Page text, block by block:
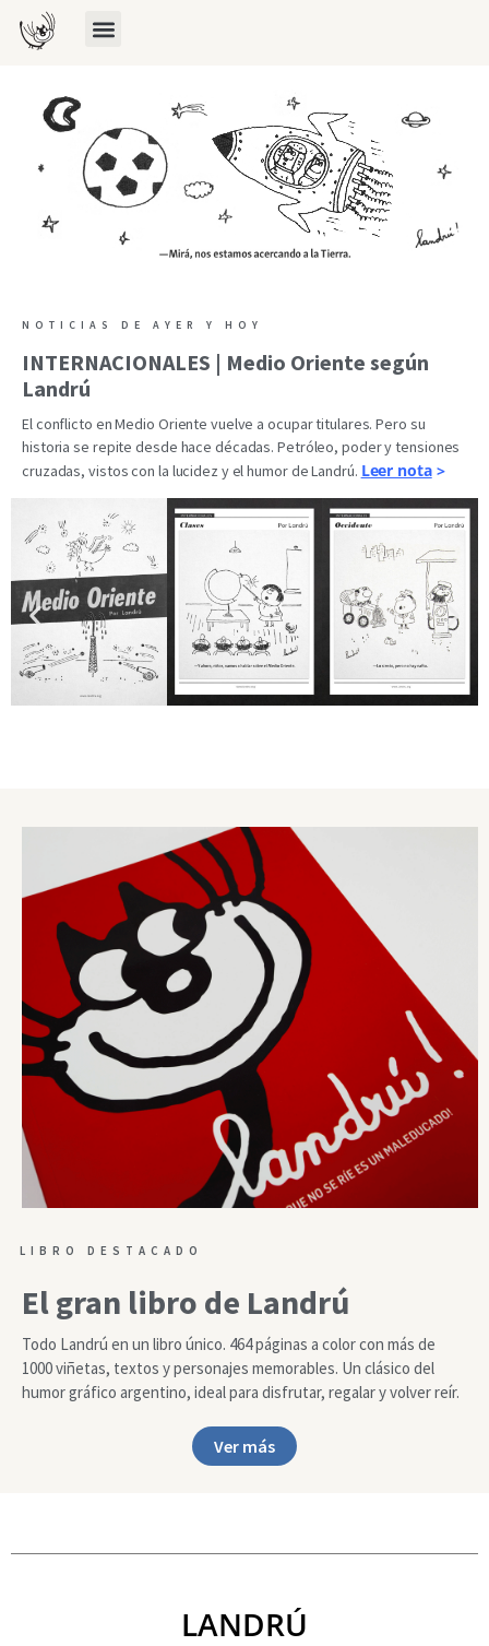
NOTICIAS DE AYER Y HOY
INTERNACIONALES | Medio Oriente según
Landrú
El conflicto en Medio Oriente vuelve a ocupar titulares. Pero su
historia se repite desde hace décadas. Petróleo, poder y tensiones
cruzadas, vistos con la lucidez y el humor de Landrú. Leer nota>
LIBRO DESTACADO
El gran libro de Landrú
Todo Landrú en un libro único. 464 páginas a color con más de
1000 viñetas, textos y personajes memorables. Un clásico del
humor gráfico argentino, ideal para disfrutar, regalar y volver reír.
Ver más
LANDRÚ